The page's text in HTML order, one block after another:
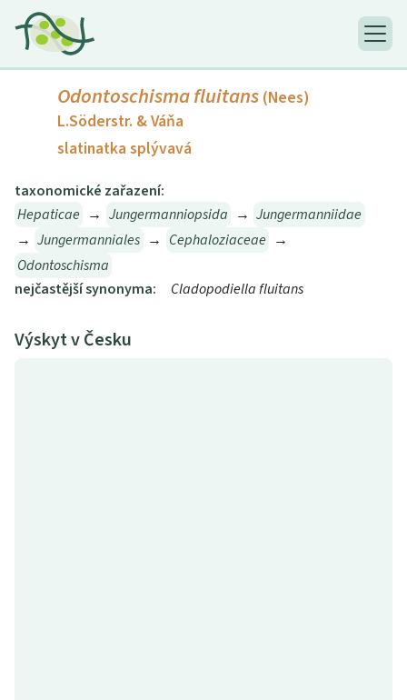
Odontoschisma fluitans (Nees)
L.Söderstr. & Váňa
slatinatka splývavá
taxonomické zařazení:
Hepaticae → Jungermanniopsida → Jungermanniidae
→ Jungermanniales → Cephaloziaceae →
Odontoschisma
nejčastější synonyma:
Cladopodiella fluitans
Výskyt v Česku